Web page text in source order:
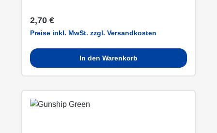
Regulärer Preis:
2,70 €
Preise inkl. MwSt. zzgl. Versandkosten
In den Warenkorb